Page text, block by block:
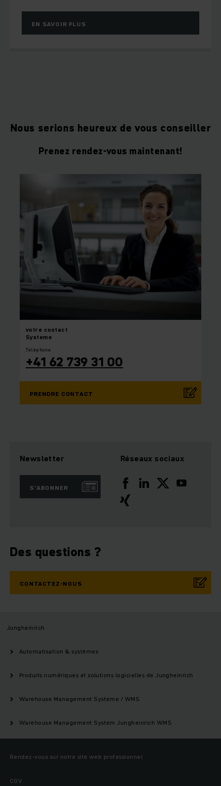
EN SAVOIR PLUS
Nous serions heureux de vous conseiller
Prenez rendez-vous maintenant!
votre contact
Systeme
Téléphone
+41 62 739 31 00
PRENDRE CONTACT
Newsletter
S'ABONNER
Réseaux sociaux
Des questions ?
CONTACTEZ-NOUS
Jungheinrich
Automatisation & systèmes
Produits numériques et solutions logicielles de Jungheinrich
Warehouse Management Systeme / WMS
Warehouse Management System Jungheinrich WMS
Rendez-vous sur notre site web professionnel
CGV